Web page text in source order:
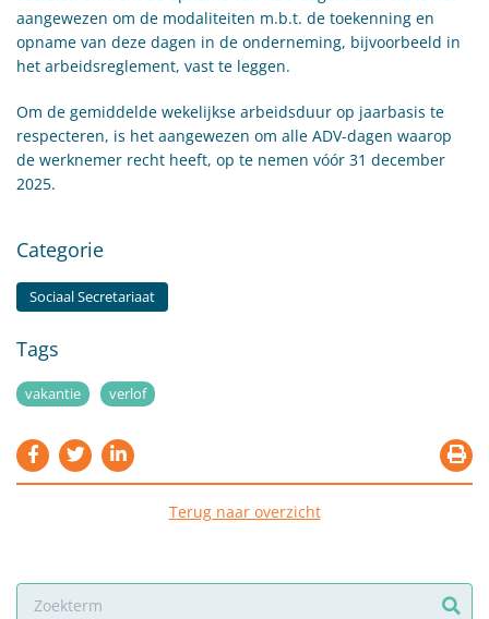
aangewezen om de modaliteiten m.b.t. de toekenning en
opname van deze dagen in de onderneming, bijvoorbeeld in
het arbeidsreglement, vast te leggen.
Om de gemiddelde wekelijkse arbeidsduur op jaarbasis te
respecteren, is het aangewezen om alle ADV-dagen waarop
de werknemer recht heeft, op te nemen vóór 31 december
2025.
Categorie
Sociaal Secretariaat
Tags
vakantie verlof
Terug naar overzicht